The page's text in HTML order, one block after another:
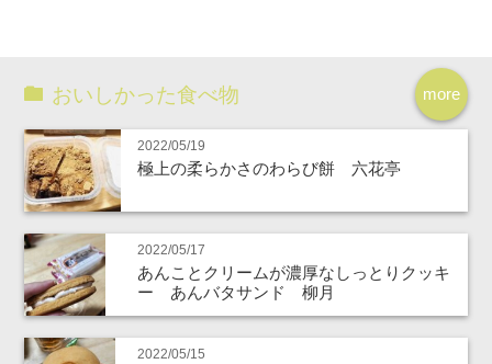
more
おいしかった食べ物
2022/05/19
極上の柔らかさのわらび餅 六花亭
2022/05/17
あんことクリームが濃厚なしっとりクッキ
ー あんバタサンド 柳月
2022/05/15